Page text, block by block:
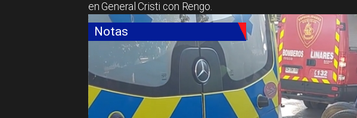
Notas
en General Cristi con Rengo.